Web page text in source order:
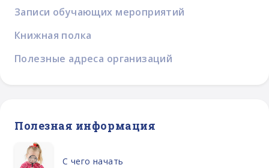
Записи обучающих мероприятий
Книжная полка
Полезные адреса организаций
Полезная информация
С чего начать